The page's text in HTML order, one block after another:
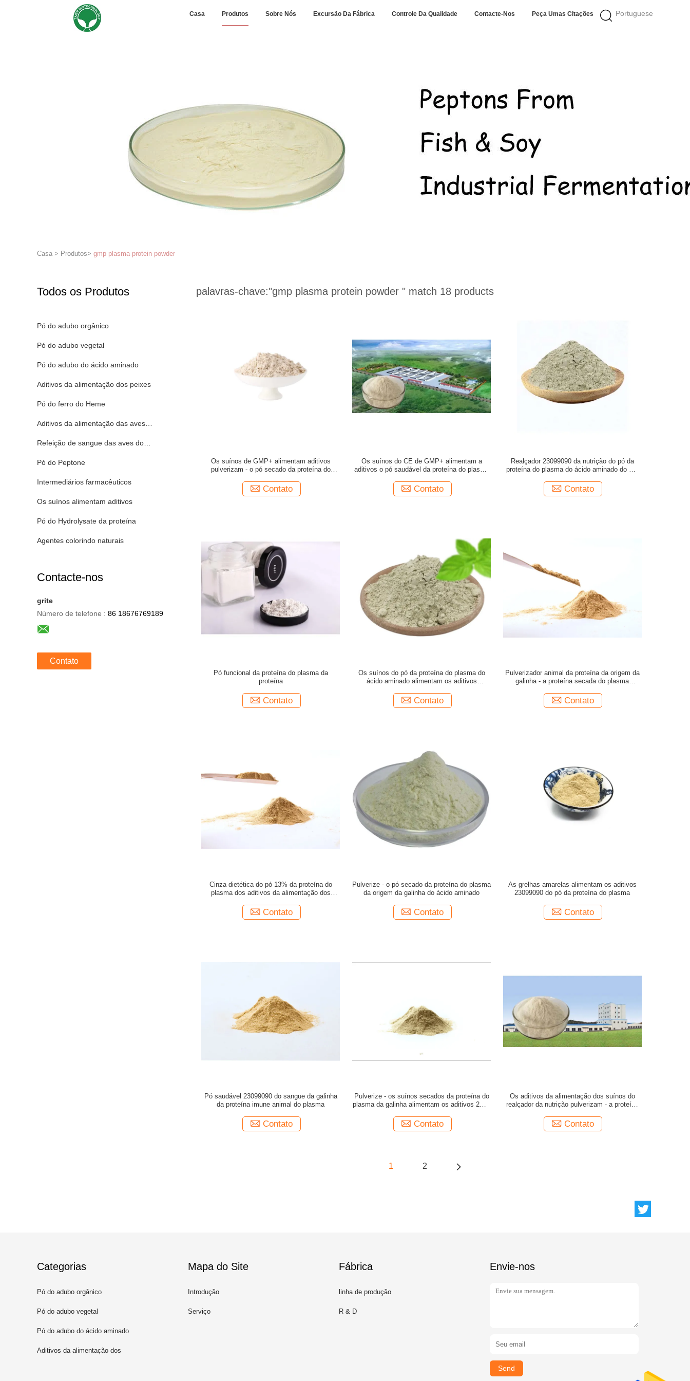
Portuguese
Casa Produtos Sobre Nós Excursão Da Fábrica Controle Da Qualidade Contacte-Nos Peça Umas Citações
Casa > Produtos> gmp plasma protein powder
Todos os Produtos
Pó do adubo orgânico
Pó do adubo vegetal
Pó do adubo do ácido aminado
Aditivos da alimentação dos peixes
Pó do ferro do Heme
Aditivos da alimentação das aves domésticas
Refeição de sangue das aves domésticas
Pó do Peptone
Intermediários farmacêuticos
Os suínos alimentam aditivos
Pó do Hydrolysate da proteína
Agentes colorindo naturais
Contacte-nos
grite
Número de telefone : 86 18676769189
Contato
palavras-chave:"gmp plasma protein powder " match 18 products
Os suínos de GMP+ alimentam aditivos
pulverizam - o pó secado da proteína do
Contato
Os suínos do CE de GMP+ alimentam a
aditivos o pó saudável da proteína do plasma
Contato
Realçador 23099090 da nutrição do pó da
proteína do plasma do ácido aminado do CE
Contato
Pó funcional da proteína do plasma da
proteína
Contato
Os suínos do pó da proteína do plasma do
ácido aminado alimentam os aditivos
Contato
Pulverizador animal da proteína da origem da
galinha - a proteína secada do plasma
Contato
Cinza dietética do pó 13% da proteína do
plasma dos aditivos da alimentação dos
Contato
Pulverize - o pó secado da proteína do plasma
da origem da galinha do ácido aminado
Contato
As grelhas amarelas alimentam os aditivos
23099090 do pó da proteína do plasma
Contato
Pó saudável 23099090 do sangue da galinha
da proteína imune animal do plasma
Contato
Pulverize - os suínos secados da proteína do
plasma da galinha alimentam os aditivos 25kg
Contato
Os aditivos da alimentação dos suínos do
realçador da nutrição pulverizam - a proteína
Contato
1 2
Categorias
Pó do adubo orgânico
Pó do adubo vegetal
Pó do adubo do ácido aminado
Aditivos da alimentação dos
Mapa do Site
Introdução
Serviço
Fábrica
linha de produção
R & D
Envie-nos
Send